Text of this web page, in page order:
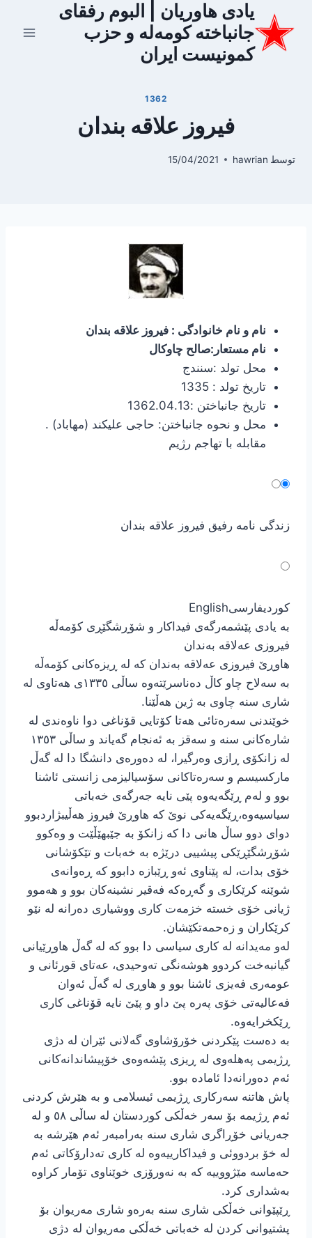
محتوا
یادی هاوریان | البوم رفقای
جانباخته کومه‌له و حزب
کمونیست ایران
1362
فیروز علاقه بندان
توسط hawrian
15/04/2021
نام و نام خانوادگی : فیروز علاقه بندان
نام مستعار:صالح چاوکال
محل تولد :سنندج
تاریخ تولد : 1335
تاریخ جانباختن :1362.04.13
محل و نحوه جانباختن: حاجی علیکند (مهاباد) .
مقابله با تهاجم رژیم
زندگی نامه رفیق فیروز علاقه بندان
کوردیفارسیEnglish
بە یادی پێشمەرگەی فیداکار و شۆڕشگێڕی کۆمەڵە
فیروزی عەلاقە بەندان
هاوڕێ فیروزی عەلاقە بەندان کە لە ڕیزەکانی کۆمەڵە
بە سەلاح چاو کاڵ دەناسرێتەوە ساڵی ١٣٣٥ی هەتاوی لە
شاری سنە چاوی بە ژین هەڵێنا.
خوێندنی سەرەتائی هەتا کۆتایی قۆناغی دوا ناوەندی لە
شارەکانی سنە و سەقز بە ئەنجام گەیاند و ساڵی ١٣٥٣
لە زانکۆی ڕازی وەرگیرا، لە دەورەی دانشگا دا لە گەڵ
مارکسیسم و سەرەتاکانی سۆسیالیزمی زانستی ئاشنا
بوو و لەم ڕێگەیەوە پێی نایە جەرگەی خەباتی
سیاسیەوە،ڕێگەیەکی نوێ کە هاوڕێ فیروز هەڵیبژاردبوو
دوای دوو ساڵ هانی دا کە زانکۆ بە جێبهێڵێت و وەکوو
شۆڕشگێڕێکی پیشییی درێژە بە خەبات و تێکۆشانی
خۆی بدات، لە پێناوی ئەو ڕێبازە دابوو کە ڕەوانەی
شوێنە کرێکاری و گەڕەکە فەقیر نشینەکان بوو و هەموو
ژیانی خۆی خستە خزمەت کاری ووشیاری دەرانە لە نێو
کرێکاران و زەحمەتکێشان.
لەو مەیدانە لە کاری سیاسی دا بوو کە لە گەڵ هاوڕێیانی
گیانبەخت کردوو هوشەنگی تەوحیدی، عەتای قورئانی و
عومەری فەیزی ئاشنا بوو و هاوڕی لە گەڵ ئەوان
فەعالیەتی خۆی پەرە پێ داو و پێێ نایە قۆناغی کاری
ڕێکخرایەوە.
بە دەست پێکردنی خۆرۆشاوی گەلانی ئێران لە دژی
ڕژیمی پەهلەوی لە ڕیزی پێشەوەی خۆپیشاندانەکانی
ئەم دەورانەدا ئامادە بوو.
پاش هاتنە سەرکاری ڕژیمی ئیسلامی و بە هێرش کردنی
ئەم ڕژیمە بۆ سەر خەڵکی کوردستان لە ساڵی ٥٨ و لە
جەریانی خۆڕاگری شاری سنە بەرامبەر ئەم هێرشە بە
لە خۆ بردووئی و فیداکارییەوە لە کاری تەدارۆکاتی ئەم
حەماسە مێژووییە کە بە نەورۆزی خوێناوی تۆمار کراوە
بەشداری کرد.
ڕێپێوانی خەڵکی شاری سنە بەرەو شاری مەریوان بۆ
پشتیوانی کردن لە خەباتی خەڵکی مەریوان لە دژی